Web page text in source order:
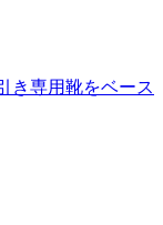
き専用靴をベース